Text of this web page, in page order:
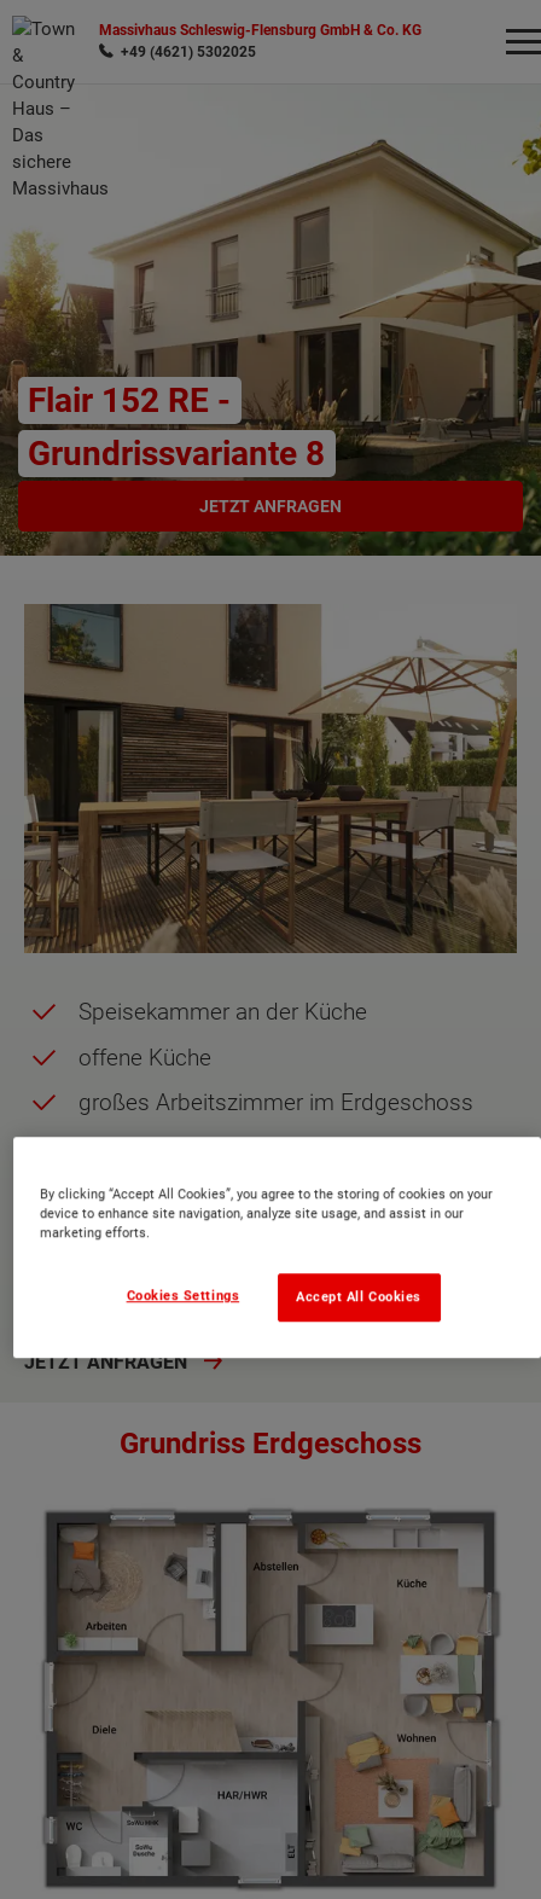
Massivhaus Schleswig-Flensburg GmbH & Co. KG
+49 (4621) 5302025
Flair 152 RE -
Grundrissvariante 8
JETZT ANFRAGEN
Speisekammer an der Küche
offene Küche
großes Arbeitszimmer im Erdgeschoss
drei Kinderzimmer
Große Ankleide mit Zugang vom
Schlafzimmer zum Elternbad
erste Variante für das Badezimmer im
Obergeschoss (Kinder- und Elternbad)
JETZT ANFRAGEN
Grundriss Erdgeschoss
Wonach möchten Sie suchen?
By clicking “Accept All Cookies”, you agree to the storing of cookies on your
device to enhance site navigation, analyze site usage, and assist in our
marketing efforts.
Accept All Cookies
Cookies Settings